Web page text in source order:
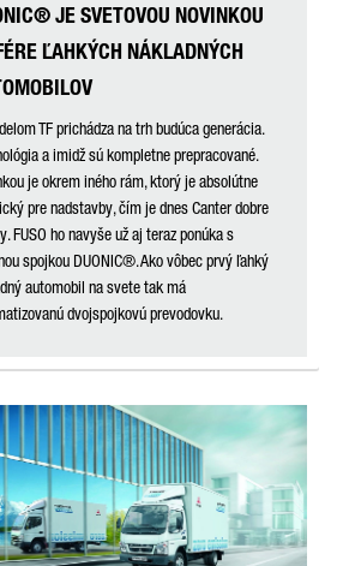
JE SVETOVOU NOVINKOU
ĽAHKÝCH NÁKLADNÝCH
TF prichádza na trh budúca generácia.
a imidž sú kompletne prepracované.
je okrem iného rám, ktorý je absolútne
pre nadstavby, čím je dnes Canter dobre
FUSO ho navyše už aj teraz ponúka s
spojkou DUONIC®. Ako vôbec prvý ľahký
automobil na svete tak má
dvojspojkovú prevodovku.